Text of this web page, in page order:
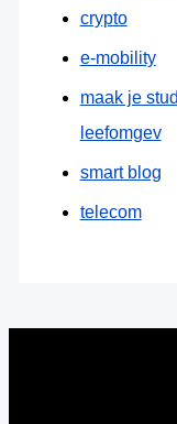
crypto
e-mobility
maak je
leefomgev
smart blog
telecom